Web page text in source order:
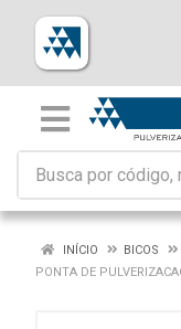
INÍCIO
BICOS
PONTA DE